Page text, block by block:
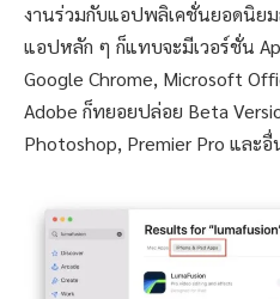
งานร่วมกับแอปพลิเคชั่นยอดนิย
แอปหลัก ๆ ก็แทบจะมีเวอร์ชั่น
Google Chrome, Microsoft
Adobe ก็ทยอยปล่อย Beta
Photoshop, Premier Pro และอื่